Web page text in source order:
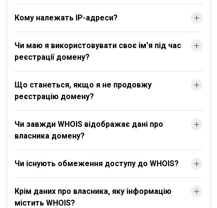
Кому належать IP-адреси?
Чи маю я використовувати своє ім'я під час
реєстрації домену?
Що станеться, якщо я не продовжу
реєстрацію домену?
Чи завжди WHOIS відображає дані про
власника домену?
Чи існують обмеження доступу до WHOIS?
Крім даних про власника, яку інформацію
містить WHOIS?